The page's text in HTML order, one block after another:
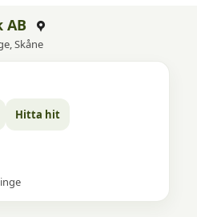
AB
Skåne
Hitta hit